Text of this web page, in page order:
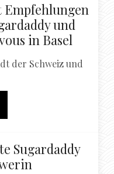
und
in Basel
der Schweiz und
Sugardaddy